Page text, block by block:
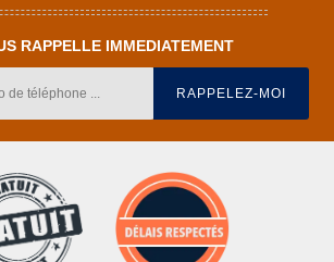
RAPPELLE IMMEDIATEMENT